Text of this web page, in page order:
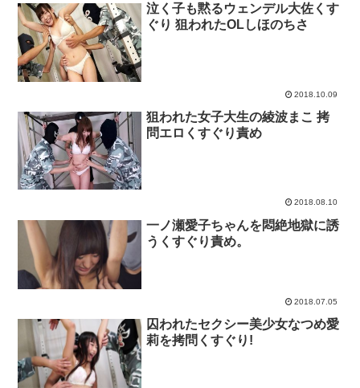
泣く子も黙るウェンデル大佐くす
ぐり 狙われたOLしほのちさ
2018.10.09
狙われた女子大生の綾波まこ 拷
問エロくすぐり責め
2018.08.10
一ノ瀬愛子ちゃんを悶絶地獄に誘
うくすぐり責め。
2018.07.05
囚われたセクシー美少女なつめ愛
莉を拷問くすぐり!